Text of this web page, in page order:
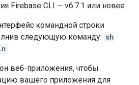
Firebase CLI — v6.7.1 или новее.
командной строки
следующую команду: sh
веб-приложения, чтобы
вашего приложения для